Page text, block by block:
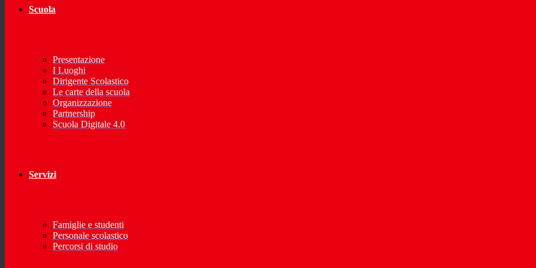
Scuola
Presentazione
I Luoghi
Dirigente Scolastico
Le carte della scuola
Organizzazione
Partnership
Scuola Digitale 4.0
Servizi
Famiglie e studenti
Personale scolastico
Percorsi di studio